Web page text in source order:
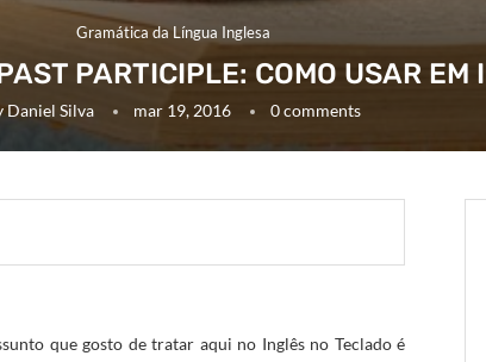
Gramática da Língua Inglesa
PARTICIPLE: COMO USAR EM
Daniel Silva mar 19, 2016 0 comments
que gosto de tratar aqui no Inglês no Teclado é